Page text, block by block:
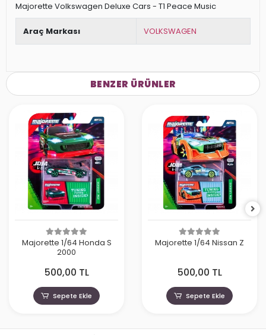
Majorette Volkswagen Deluxe Cars - T1 Peace Music
Araç Markası VOLKSWAGEN
BENZER ÜRÜNLER
Majorette 1/64 Honda S
2000
500,00 TL
Sepete Ekle
Majorette 1/64 Nissan Z
500,00 TL
Sepete Ekle